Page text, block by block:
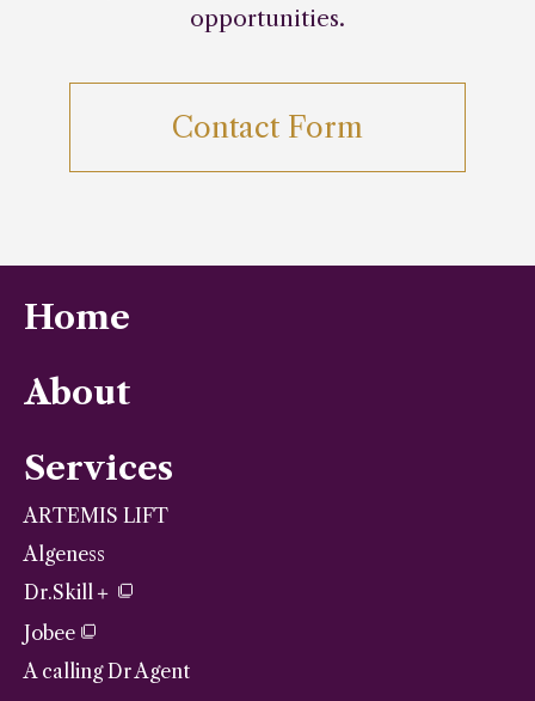
opportunities.
Contact Form
Home
About
Services
ARTEMIS LIFT
Algeness
Dr.Skill＋
Jobee
A calling Dr Agent